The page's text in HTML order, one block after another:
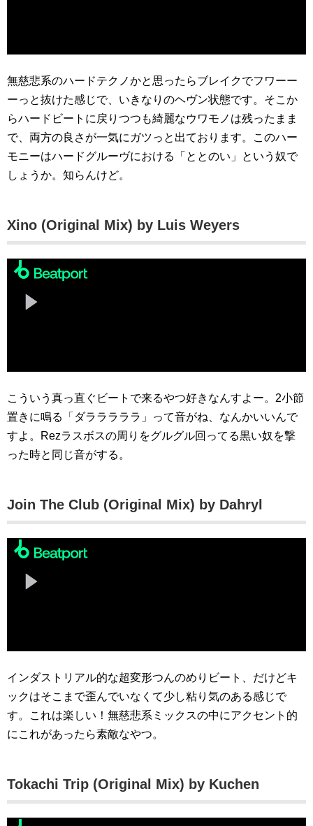
無慈悲系のハードテクノかと思ったらブレイクでフワーー
ーっと抜けた感じで、いきなりのヘヴン状態です。そこか
らハードビートに戻りつつも綺麗なウワモノは残ったまま
で、両方の良さが一気にガツっと出ております。このハー
モニーはハードグルーヴにおける「ととのい」という奴で
しょうか。知らんけど。
Xino (Original Mix) by Luis Weyers
こういう真っ直ぐビートで来るやつ好きなんすよー。2小節
置きに鳴る「ダラララララ」って音がね、なんかいいんで
すよ。Rezラスボスの周りをグルグル回ってる黒い奴を撃
った時と同じ音がする。
Join The Club (Original Mix) by Dahryl
インダストリアル的な超変形つんのめりビート、だけどキ
ックはそこまで歪んでいなくて少し粘り気のある感じで
す。これは楽しい！無慈悲系ミックスの中にアクセント的
にこれがあったら素敵なやつ。
Tokachi Trip (Original Mix) by Kuchen